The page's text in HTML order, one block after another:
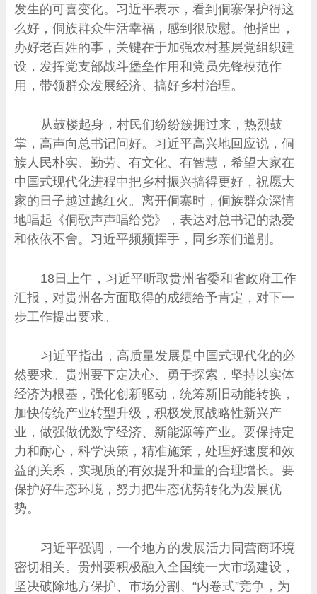
发生的可喜变化。习近平表示，看到侗寨保护得这
么好，侗族群众生活幸福，感到很欣慰。他指出，
办好老百姓的事，关键在于加强农村基层党组织建
设，发挥党支部战斗堡垒作用和党员先锋模范作
用，带领群众发展经济、搞好乡村治理。
从鼓楼起身，村民们纷纷簇拥过来，热烈鼓
掌，高声向总书记问好。习近平高兴地回应说，侗
族人民朴实、勤劳、有文化、有智慧，希望大家在
中国式现代化进程中把乡村振兴搞得更好，祝愿大
家的日子越过越红火。离开侗寨时，侗族群众深情
地唱起《侗歌声声唱给党》，表达对总书记的热爱
和依依不舍。习近平频频挥手，同乡亲们道别。
18日上午，习近平听取贵州省委和省政府工作
汇报，对贵州各方面取得的成绩给予肯定，对下一
步工作提出要求。
习近平指出，高质量发展是中国式现代化的必
然要求。贵州要下定决心、勇于探索，坚持以实体
经济为根基，强化创新驱动，统筹新旧动能转换，
加快传统产业转型升级，积极发展战略性新兴产
业，做强做优数字经济、新能源等产业。要保持定
力和耐心，科学决策，精准施策，处理好速度和效
益的关系，实现质的有效提升和量的合理增长。要
保护好生态环境，努力把生态优势转化为发展优
势。
习近平强调，一个地方的发展活力同营商环境
密切相关。贵州要积极融入全国统一大市场建设，
坚决破除地方保护、市场分割、“内卷式”竞争，为